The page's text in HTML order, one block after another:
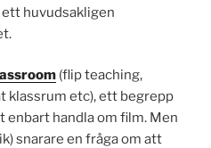
huvudsakligen
(flip teaching,
klassrum etc), ett begrepp
handla om film. Men
snarare en fråga om att